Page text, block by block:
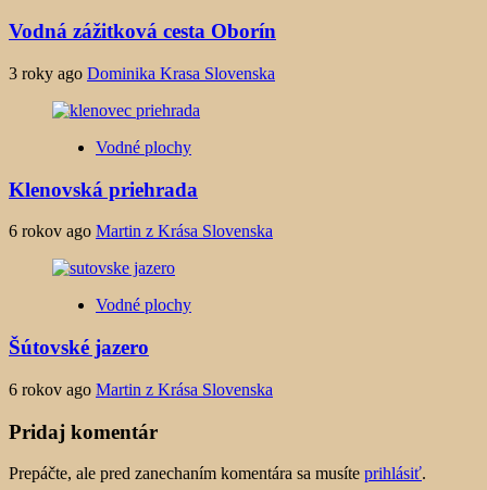
Vodná zážitková cesta Oborín
3 roky ago Dominika Krasa Slovenska
Vodné plochy
Klenovská priehrada
6 rokov ago Martin z Krása Slovenska
Vodné plochy
Šútovské jazero
6 rokov ago Martin z Krása Slovenska
Pridaj komentár
Prepáčte, ale pred zanechaním komentára sa musíte prihlásiť.